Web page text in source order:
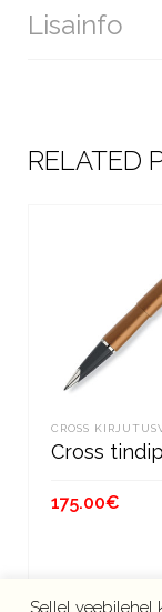
Lisainfo
RELATED
CROSS
Cross
175.00€
Sellel veebilehel